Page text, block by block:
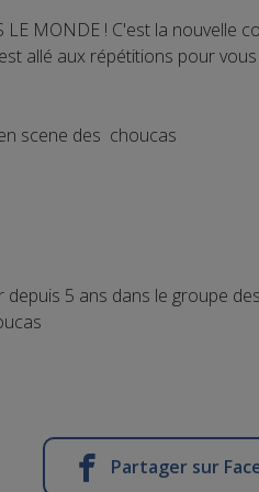
LE MONDE ! C'est la nouvelle
allé aux répétitions pour
scene des choucas
depuis 5 ans dans le groupe
Partager sur